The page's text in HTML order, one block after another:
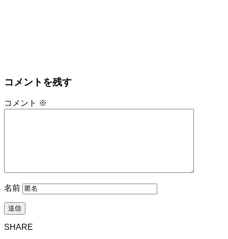
コメントを残す
コメント ※
名前
SHARE